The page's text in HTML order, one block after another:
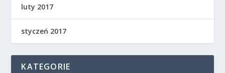
luty 2017
styczeń 2017
KATEGORIE